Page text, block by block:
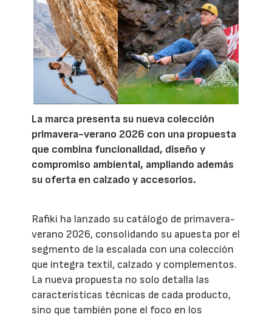
La marca presenta su nueva colección
primavera-verano 2026 con una propuesta
que combina funcionalidad, diseño y
compromiso ambiental, ampliando además
su oferta en calzado y accesorios.
Rafiki ha lanzado su catálogo de primavera-
verano 2026, consolidando su apuesta por el
segmento de la escalada con una colección
que integra textil, calzado y complementos.
La nueva propuesta no solo detalla las
características técnicas de cada producto,
sino que también pone el foco en los